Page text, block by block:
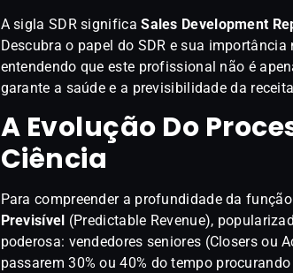
A sigla SDR significaSales Development
Descubra o papel do SDR e sua
entendendo que este profissional não é
garante a saúde e a previsibilidade da
A Evolução Do
Ciência
Para compreender a profundidade da
Previsível (Predictable Revenue),
poderosa: vendedores seniores (Closers ou
passarem 30% ou 40% do tempo